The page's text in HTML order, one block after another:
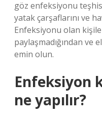
göz enfeksiyonu teşhisi
yatak çarşaflarını ve
Enfeksiyonu olan
paylaşmadığından ve
emin olun.
Enfeksiyon
ne yapılır?